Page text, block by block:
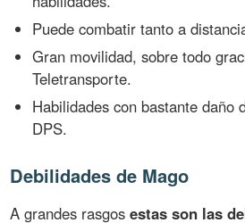
Puede combatir tanto a
Gran movilidad, sobre todo
Teletransporte.
Habilidades con bastante daño
DPS.
Debilidades de Mago
A grandes rasgosestas son las